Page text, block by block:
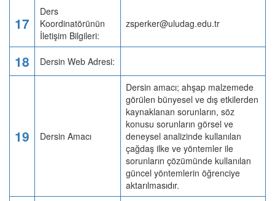
17
Ders
Koordinatörünün
İletişim Bilgileri:
zsperker@uludag.edu.tr
18 Dersin Web Adresi:
19 Dersin Amacı
Dersin amacı; ahşap malzemede
görülen bünyesel ve dış etkilerden
kaynaklanan sorunların, söz
konusu sorunların görsel ve
deneysel analizinde kullanılan
çağdaş ilke ve yöntemler ile
sorunların çözümünde kullanılan
güncel yöntemlerin öğrenciye
aktarılmasıdır.